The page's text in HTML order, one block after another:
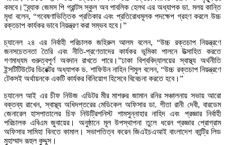
কমবে।”ব্র্যাক জেমস পি গ্রান্টস স্কুল অব পাবলিক হেলথ এর অধ্যাপক ডা. মলয় কান্তি
মৃধা বলেন, “গবেষণাভিত্তিক প্রতিকার এবং প্রতিরোধমূলক পদক্ষেপ গ্রহণ করলে উচ্চ
রক্তচাপ কার্যকর ভাবে নিয়ন্ত্রণ করা সম্ভব হবে।”
চ্যানেল ২৪ এর নির্বাহী পরিচালক জহিরুল আলম বলেন, “উচ্চ রক্তচাপ নিয়ন্ত্রণে
জনসচেতনতা তৈরি এবং নীতি-প্রণেতাদের কার্যকর ভূমিকা পালনে উত্সাহিত করতে
গণমাধ্যম গুরুত্বপূর্ণ অবদান রাখতে পারে।”ঢাকা বিশ্ববিদ্যালয়ের স্বাস্থ্য অর্থনীতি
ইন্সটিটিউটের ডিরেক্টর অধ্যাপক ড. শাফিউন নাহিন শিমুল বলেন, “উচ্চ রক্তচাপ নিয়ন্ত্রণে
টেকসই অর্থায়নকে একটি কার্যকর বিনিয়োগ হিসেবে বিবেচনা করতে হবে।”
চ্যানেল আই এর চীফ নিউজ এডিটর মীর মাশরুর জামান রনির সঞ্চালনায় সভায় আরো
বক্তব্য রাখেন, স্বাস্থ্য অধিদপ্তরের মেডিকেল অফিসার ডা. গীতা রানী দেবী, বারডেম
জেনারেল হাসপাতালের চিফ নিউট্রিশনিস্ট শামসুন্নাহার নাহিদ এবং প্রজ্ঞার নির্বাহী
পরিচালক এবিএম জুবায়ের। অনুষ্ঠানে মূল উপস্থাপনা তুলে ধরেন প্রজ্ঞার প্রোগ্রাম
অফিসার সামিহা বিনতে কামাল। সভাপতিত্ব করেন জিএইচএআই বাংলাদেশ কান্ট্রি লিড
মুহাম্মাদ রূহুল কুদ্দুস।